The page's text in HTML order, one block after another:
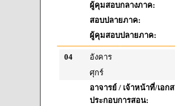
ผู้คุมสอบกลางภาค:
สอบปลายภาค:
ผู้คุมสอบปลายภาค:
04
อังคาร
ศุกร์
อาจารย์ / เจ้าหน้าที่/เอก
ประกอบการสอน: